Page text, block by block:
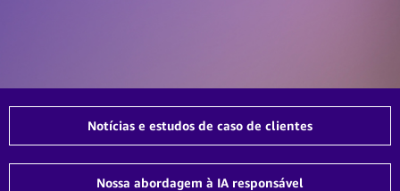
Notícias e estudos de caso de clientes
Nossa abordagem à IA responsável